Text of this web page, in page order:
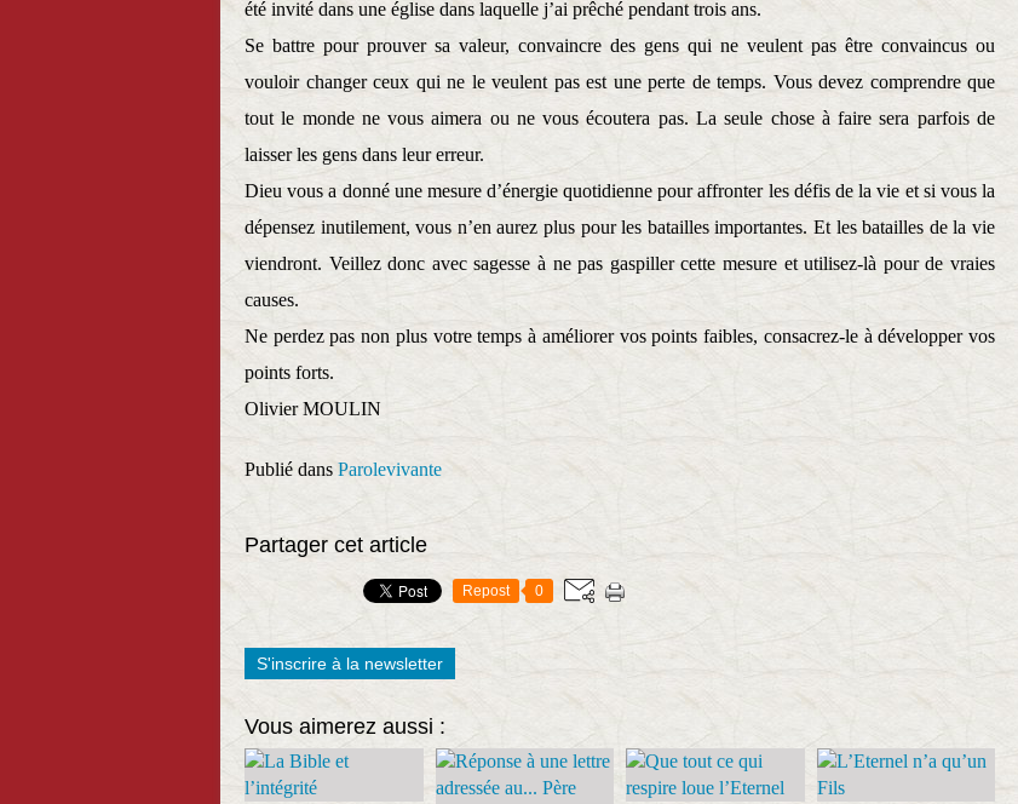
été invité dans une église dans laquelle j’ai prêché pendant trois ans.
Se battre pour prouver sa valeur, convaincre des gens qui ne veulent pas être convaincus ou
vouloir changer ceux qui ne le veulent pas est une perte de temps. Vous devez comprendre que
tout le monde ne vous aimera ou ne vous écoutera pas. La seule chose à faire sera parfois de
laisser les gens dans leur erreur.
Dieu vous a donné une mesure d’énergie quotidienne pour affronter les défis de la vie et si vous la
dépensez inutilement, vous n’en aurez plus pour les batailles importantes. Et les batailles de la vie
viendront. Veillez donc avec sagesse à ne pas gaspiller cette mesure et utilisez-là pour de vraies
causes.
Ne perdez pas non plus votre temps à améliorer vos points faibles, consacrez-le à développer vos
points forts.
Olivier MOULIN
Publié dans Parolevivante
Partager cet article
Repost 0
S'inscrire à la newsletter
Vous aimerez aussi :